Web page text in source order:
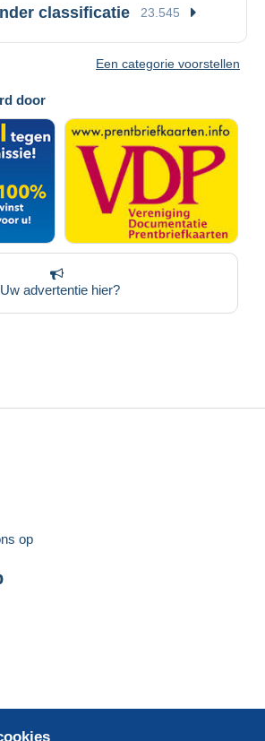
door
Uw advertentie hier?
classificatie 23.545
Een categorie voorstellen
op